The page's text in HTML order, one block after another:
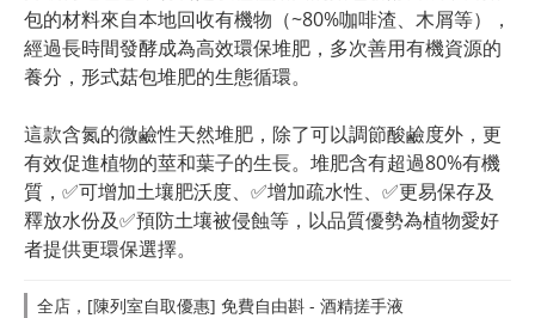
包的材料來自本地回收有機物（~80%咖啡渣、木屑等），
經過長時間發酵成為高效環保堆肥，多次善用有機資源的
養分，形式菇包堆肥的生態循環。
這款含氮的微鹼性天然堆肥，除了可以調節酸鹼度外，更
有效促進植物的莖和葉子的生長。堆肥含有超過80%有機
質，✅可增加土壤肥沃度、✅增加疏水性、✅更易保存及
釋放水份及✅預防土壤被侵蝕等，以品質優勢為植物愛好
者提供更環保選擇。
全店，[陳列室自取優惠] 免費自由斟 - 酒精搓手液